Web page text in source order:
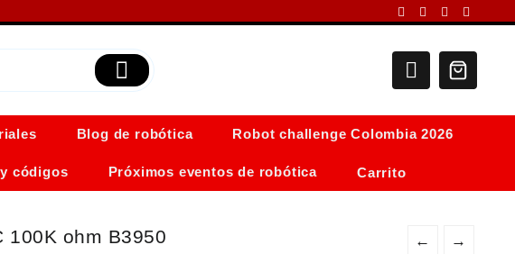
Blog de robótica Robot challenge Colombia 2026
códigos Próximos eventos de robótica Carrito
← →
100K ohm B3950